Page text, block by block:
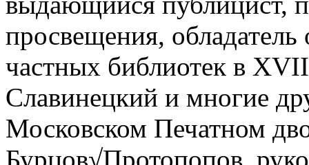
просвещения,
частных библиотек в
Славинецкий и многие
Московском Печатном
Бурцов√Протопопов,